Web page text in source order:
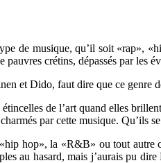
de musique, qu’il soit «rap»,
crétins, dépassés par les
et Dido, faut dire que ce genre
de l’art quand elles
par cette musique. Qu’ils
hop», la «R&B» ou tout
au hasard, mais j’aurais pu